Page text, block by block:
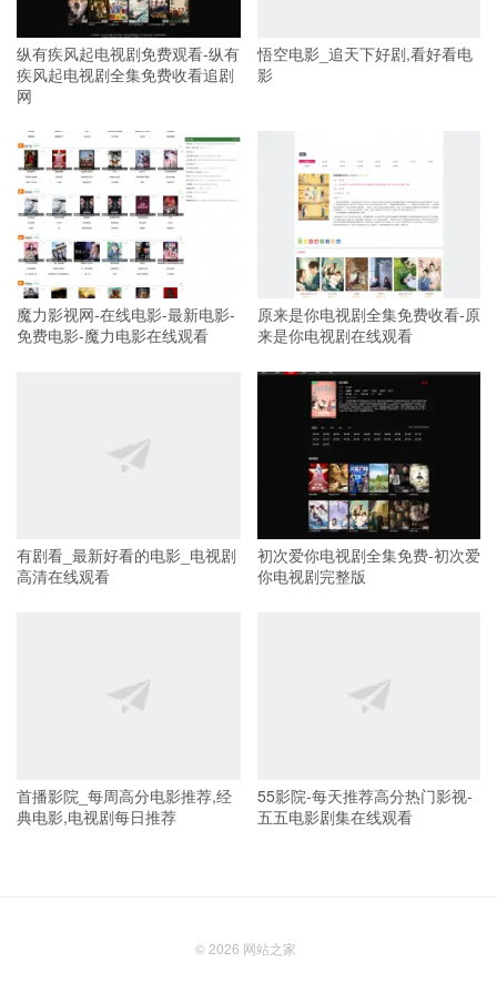
纵有疾风起电视剧免费观看-纵有
疾风起电视剧全集免费收看追剧
网
悟空电影_追天下好剧,看好看电
影
魔力影视网-在线电影-最新电影-
免费电影-魔力电影在线观看
原来是你电视剧全集免费收看-原
来是你电视剧在线观看
有剧看_最新好看的电影_电视剧
高清在线观看
初次爱你电视剧全集免费-初次爱
你电视剧完整版
首播影院_每周高分电影推荐,经
典电影,电视剧每日推荐
55影院-每天推荐高分热门影视-
五五电影剧集在线观看
© 2026 网站之家